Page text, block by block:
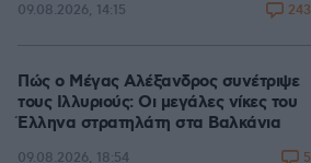
09.08.2026, 14:15 243
Πώς ο Μέγας Αλέξανδρος συνέτριψε
τους Ιλλυριούς: Οι μεγάλες νίκες του
Έλληνα στρατηλάτη στα Βαλκάνια
09.08.2026, 18:54 5